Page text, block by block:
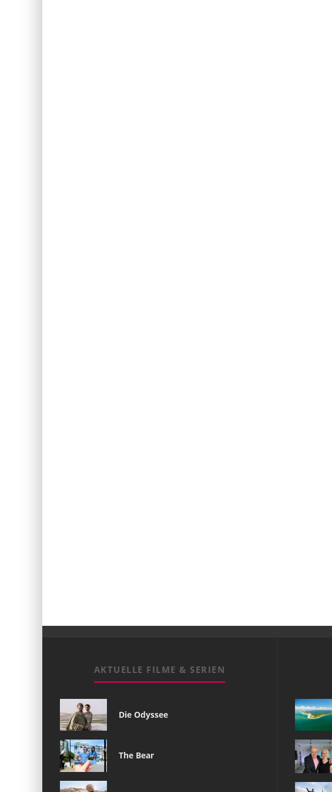
AKTUELLE FILME & SERIEN
Die Odyssee
The Bear